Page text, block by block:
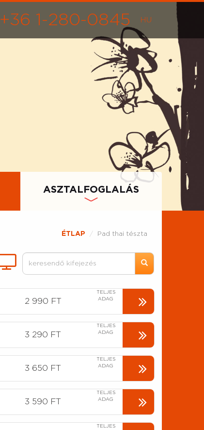
+36 1-280-0845
ASZTALFOGLALÁS
ÉTLAP Pad thai tészta
2 990 FT
TELJES
ADAG
3 290 FT
TELJES
ADAG
3 650 FT
TELJES
ADAG
3 590 FT
TELJES
ADAG
TELJES